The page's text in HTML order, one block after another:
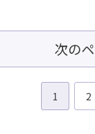
次の
1 2